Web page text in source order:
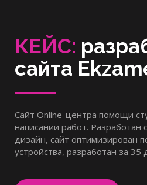
КЕЙС:
сайта
Сайт Online-центра помощи
написании работ. Разработан
дизайн, сайт оптимизирован
устройства, разработан за 35